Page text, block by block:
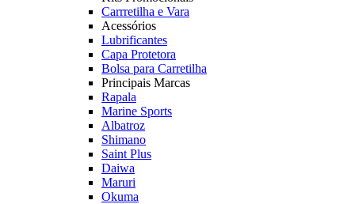
Carrretilha e Vara
Acessórios
Lubrificantes
Capa Protetora
Bolsa para Carretilha
Principais Marcas
Rapala
Marine Sports
Albatroz
Shimano
Saint Plus
Daiwa
Maruri
Okuma